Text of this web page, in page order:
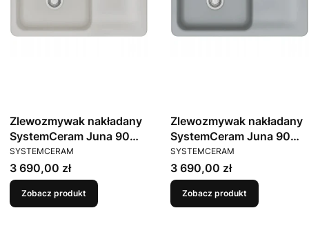
Zlewozmywak nakładany
SystemCeram Juna 90
Alu 76 Lewa komora
PRODUCENT
SYSTEMCERAM
Cena
3 690,00 zł
Zobacz produkt
Zlewozmywak nakładany
SystemCeram Juna 90
Titan 78 Lewa komora
PRODUCENT
SYSTEMCERAM
Cena
3 690,00 zł
Zobacz produkt